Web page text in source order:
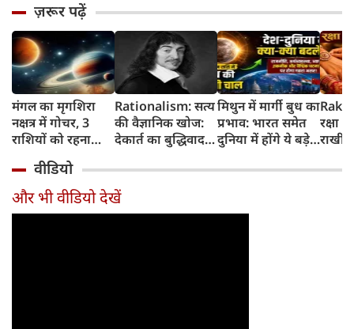
ज़रूर पढ़ें
मंगल का मृगशिरा
नक्षत्र में गोचर, 3
राशियों को रहना
सावधान
Rationalism: सत्य
की वैज्ञानिक खोज:
देकार्त का बुद्धिवाद
का जन्म
मिथुन में मार्गी बुध का
प्रभाव: भारत समेत
दुनिया में होंगे ये बड़े
रक्षा
राखी
वीडियो
और भी वीडियो देखें